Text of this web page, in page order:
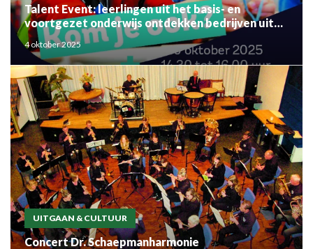
Talent Event: leerlingen uit het basis- en
voortgezet onderwijs ontdekken bedrijven uit
de regio
4 oktober 2025
UITGAAN & CULTUUR
Concert Dr. Schaepmanharmonie